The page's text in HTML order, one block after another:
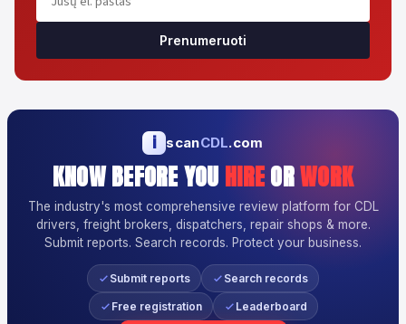
Prenumeruoti
i scanCDL.com
KNOW BEFORE YOU HIREORWORK
The industry's most comprehensive review platform for CDL
drivers, freight brokers, dispatchers, repair shops & more.
Submit reports. Search records. Protect your business.
Submit reports Search records
Free registration Leaderboard